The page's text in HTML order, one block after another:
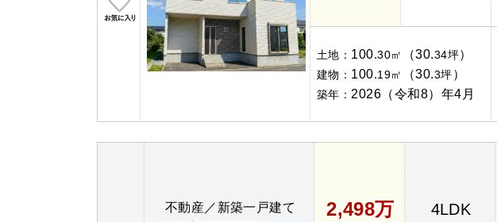
土地： 100.30㎡ （30.34坪）
建物： 100.19㎡ （30.3坪）
築年： 2026（令和8）年4月
不動産／新築一戸建て 2,498万 4LDK